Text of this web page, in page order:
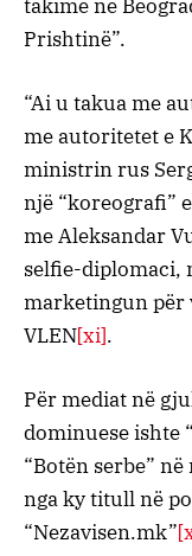
takime në
Prishtinë”.
“Ai u takua me
me autoritetet e
ministrin rus
një “koreografi”
me Aleksandar
selfie-diplomaci,
marketingun për
VLEN[xi].
Për mediat në
dominuese ishte
“Botën serbe”
nga ky titull në
“Nezavisen.mk”